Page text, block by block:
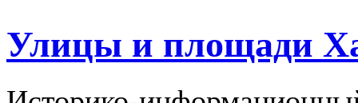
Улицы и площади